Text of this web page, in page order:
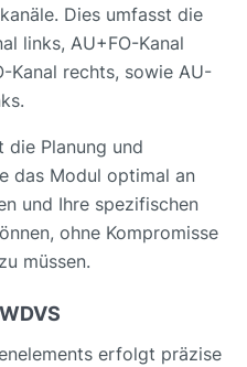
Dies umfasst die
links, AU+FO-Kanal
Kanal rechts, sowie AU-
Planung und
das Modul optimal an
und Ihre spezifischen
ohne Kompromisse
müssen.
erfolgt präzise